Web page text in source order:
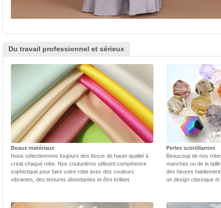
Du travail professionnel et sérieux
Beaux matériaux
Nous sélectionnons toujours des tissus de haute qualité à
creat chaque robe. Nos couturières utilisent compétence
sophistiqué pour faire votre robe avec des couleurs
vibrantes, des textures abondantes et être brillant.
Perles scintillantes
Beaucoup de nos
manches ou de la
des heures
un design classique